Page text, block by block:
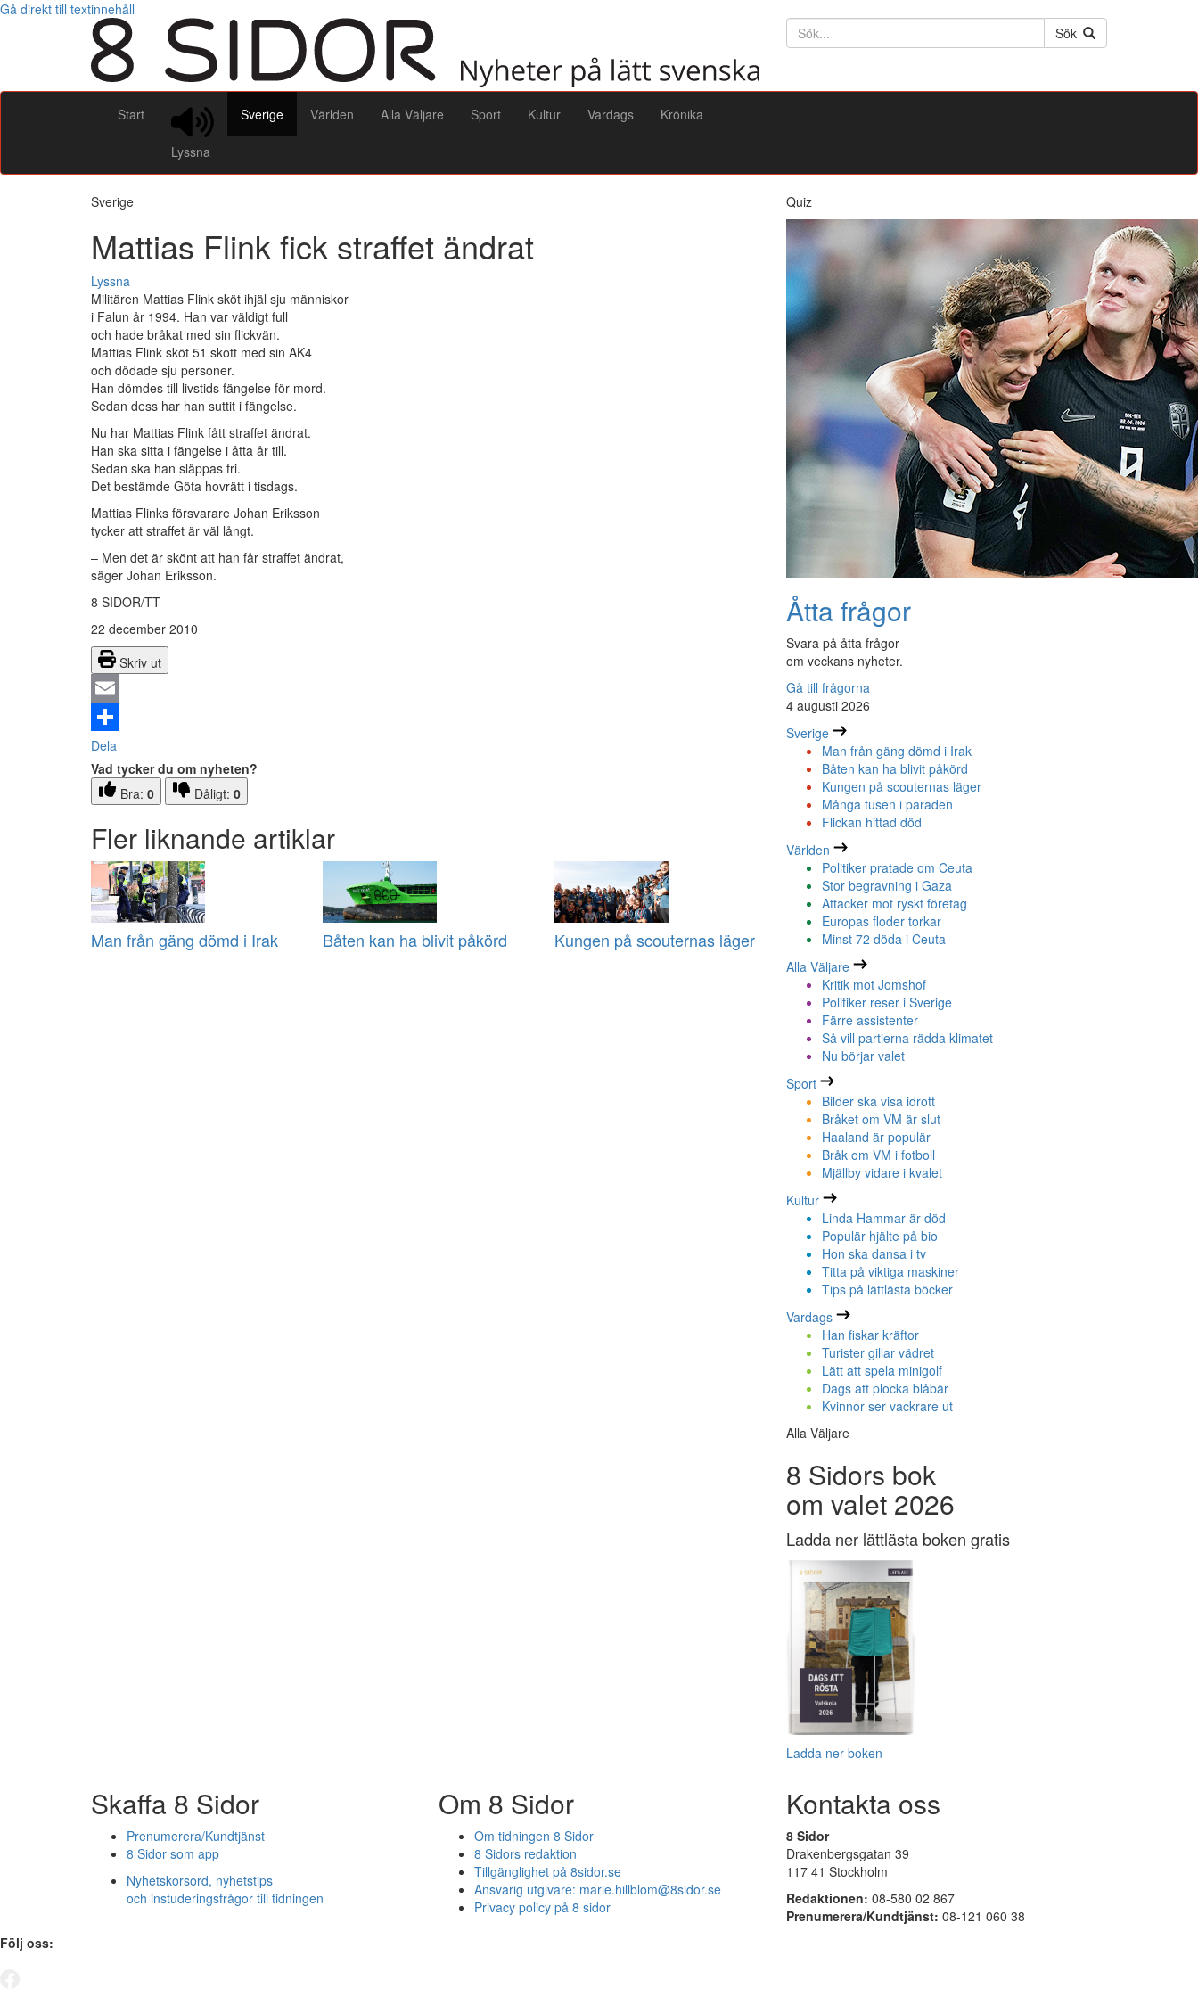
Gå direkt till textinnehåll
Söktext
Sök
Start
Lyssna
Sverige Världen Alla Väljare Sport Kultur Vardags Krönika
Sverige
Mattias Flink fick straffet ändrat
Lyssna
Militären Mattias Flink sköt ihjäl sju människor
i Falun år 1994. Han var väldigt full
och hade bråkat med sin flickvän.
Mattias Flink sköt 51 skott med sin AK4
och dödade sju personer.
Han dömdes till livstids fängelse för mord.
Sedan dess har han suttit i fängelse.
Nu har Mattias Flink fått straffet ändrat.
Han ska sitta i fängelse i åtta år till.
Sedan ska han släppas fri.
Det bestämde Göta hovrätt i tisdags.
Mattias Flinks försvarare Johan Eriksson
tycker att straffet är väl långt.
– Men det är skönt att han får straffet ändrat,
säger Johan Eriksson.
8 SIDOR/TT
22 december 2010
Skriv ut
Email
Dela
Vad tycker du om nyheten?
Bra: 0 Dåligt: 0
Fler liknande artiklar
Man från gäng dömd i Irak Båten kan ha blivit påkörd Kungen på scouternas läger
Quiz
Åtta frågor
Svara på åtta frågor
om veckans nyheter.
Gå till frågorna
4 augusti 2026
Sverige
Man från gäng dömd i Irak
Båten kan ha blivit påkörd
Kungen på scouternas läger
Många tusen i paraden
Flickan hittad död
Världen
Politiker pratade om Ceuta
Stor begravning i Gaza
Attacker mot ryskt företag
Europas floder torkar
Minst 72 döda i Ceuta
Alla Väljare
Kritik mot Jomshof
Politiker reser i Sverige
Färre assistenter
Så vill partierna rädda klimatet
Nu börjar valet
Sport
Bilder ska visa idrott
Bråket om VM är slut
Haaland är populär
Bråk om VM i fotboll
Mjällby vidare i kvalet
Kultur
Linda Hammar är död
Populär hjälte på bio
Hon ska dansa i tv
Titta på viktiga maskiner
Tips på lättlästa böcker
Vardags
Han fiskar kräftor
Turister gillar vädret
Lätt att spela minigolf
Dags att plocka blåbär
Kvinnor ser vackrare ut
Alla Väljare
8 Sidors bok
om valet 2026
Ladda ner lättlästa boken gratis
Ladda ner boken
Skaffa 8 Sidor
Prenumerera/Kundtjänst
8 Sidor som app
Nyhetskorsord, nyhetstips
och instuderingsfrågor till tidningen
Om 8 Sidor
Om tidningen 8 Sidor
8 Sidors redaktion
Tillgänglighet på 8sidor.se
Ansvarig utgivare: marie.hillblom@8sidor.se
Privacy policy på 8 sidor
Kontakta oss
8 Sidor
Drakenbergsgatan 39
117 41 Stockholm
Redaktionen: 08-580 02 867
Prenumerera/Kundtjänst: 08-121 060 38
Följ oss: